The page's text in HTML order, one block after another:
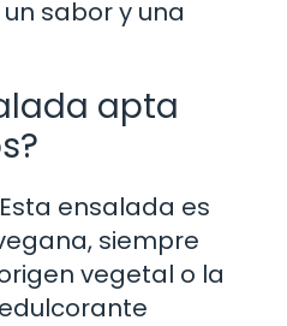
sabor y una
apta
ensalada es
siempre
vegetal o la